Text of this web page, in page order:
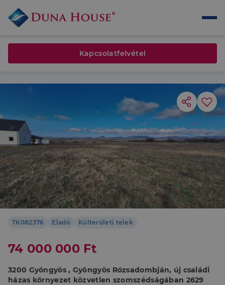
TK082376 Eladó Külterületi telek
74 000 000 Ft
3200 Gyöngyös , Gyöngyös Rózsadombján, új családi
házas környezet közvetlen szomszédságában 2629
Kapcsolatfelvétel